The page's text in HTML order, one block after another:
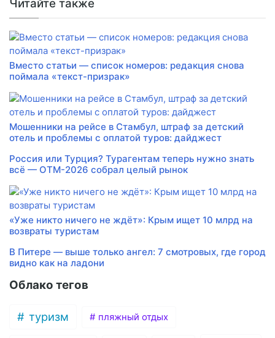
Читайте также
Вместо статьи — список номеров: редакция снова
поймала «текст-призрак»
Мошенники на рейсе в Стамбул, штраф за детский
отель и проблемы с оплатой туров: дайджест
Россия или Турция? Турагентам теперь нужно знать
всё — ОТМ-2026 собрал целый рынок
«Уже никто ничего не ждёт»: Крым ищет 10 млрд на
возвраты туристам
В Питере — выше только ангел: 7 смотровых, где город
видно как на ладони
Облако тегов
туризм пляжный отдых